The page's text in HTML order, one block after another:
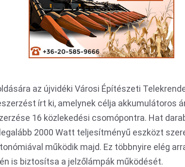
az újvidéki Városi Építészeti
írt ki, amelynek célja akkumulátoros
16 közlekedési csomópontra. Hat
2000 Watt teljesítményű eszközt
működik majd. Ez többnyire elég
is biztosítsa a jelzőlámpák működését.